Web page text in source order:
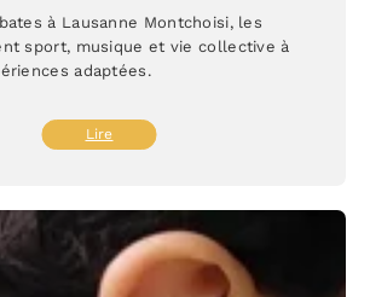
à Lausanne Montchoisi, les
sport, musique et vie collective à
adaptées.
Lire:
et
musique